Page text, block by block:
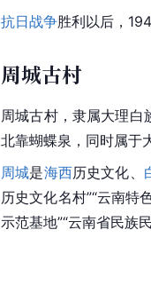
抗日战争胜利以后，
周城古村
周城古村，隶属大理白
北靠蝴蝶泉，同时属于
周城是海西历史文化、
历史文化名村”“云南特
示范基地”“云南省民族